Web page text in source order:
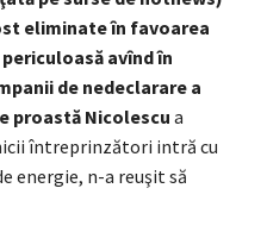
eliminate în favoarea
avînd în
de nedeclarare a
proastă Nicolescu a
întreprinzători intră cu
energie, n-a reuşit să